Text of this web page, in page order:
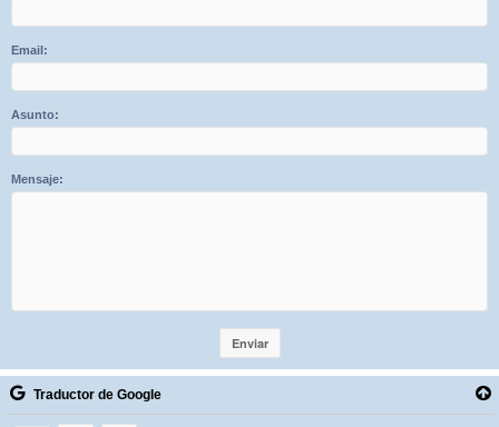
Email:
Asunto:
Mensaje:
Traductor de Google